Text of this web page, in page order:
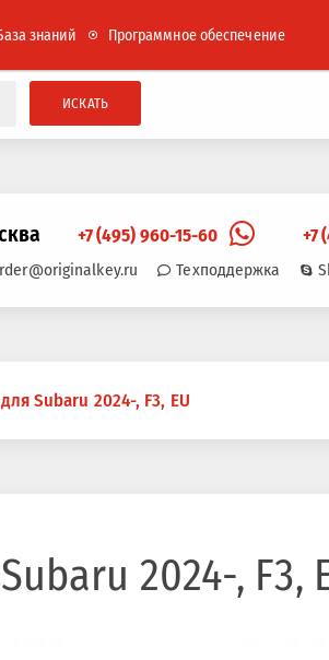
знаний Программное обеспечение
ИСКАТЬ
+7 (495) 960-15-60 +7
Техподдержка
Subaru 2024-, F3, EU
2024-, F3,